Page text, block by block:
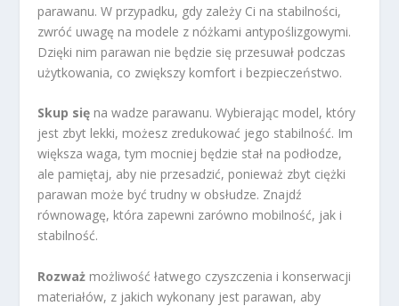
parawanu. W przypadku, gdy zależy Ci na stabilności,
zwróć uwagę na modele z nóżkami antypoślizgowymi.
Dzięki nim parawan nie będzie się przesuwał podczas
użytkowania, co zwiększy komfort i bezpieczeństwo.
Skup się na wadze parawanu. Wybierając model, który
jest zbyt lekki, możesz zredukować jego stabilność. Im
większa waga, tym mocniej będzie stał na podłodze,
ale pamiętaj, aby nie przesadzić, ponieważ zbyt ciężki
parawan może być trudny w obsłudze. Znajdź
równowagę, która zapewni zarówno mobilność, jak i
stabilność.
Rozważ możliwość łatwego czyszczenia i konserwacji
materiałów, z jakich wykonany jest parawan, aby